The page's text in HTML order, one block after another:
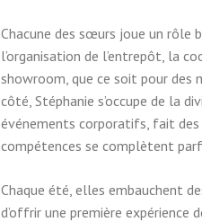
Chacune des sœurs joue un rôle
l’organisation de l’entrepôt, la
showroom, que ce soit pour des
côté, Stéphanie s’occupe de la
événements corporatifs, fait des
compétences se complètent
Chaque été, elles embauchent
d’offrir une première expérience